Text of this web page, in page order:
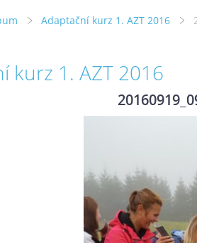
Adaptační kurz 1. AZT 2016
kurz 1. AZT 2016